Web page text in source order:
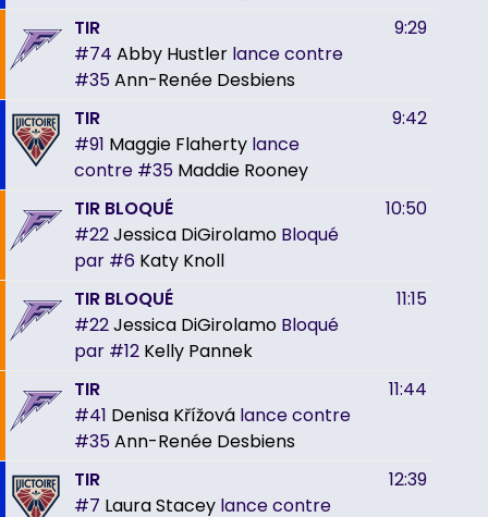
TIR
#74 Abby Hustler lance contre
#35Ann-Renée Desbiens
9:29
TIR
#91 Maggie Flaherty lance
contre #35 Maddie Rooney
9:42
TIR BLOQUÉ
#22Jessica DiGirolamo Bloqué
par #6 Katy Knoll
10:50
TIR BLOQUÉ
#22Jessica DiGirolamo Bloqué
par #12 Kelly Pannek
11:15
TIR
#41 Denisa Křížová lance contre
#35Ann-Renée Desbiens
11:44
TIR
#7 Laura Stacey lance contre
12:39